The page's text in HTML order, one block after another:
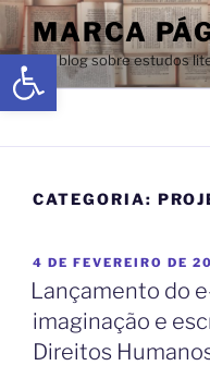
Abrir a
MARCA
Um blog sobre estudos
CATEGORIA:
4 DE FEVEREIRO DE
Lançamento do
imaginação e
Direitos